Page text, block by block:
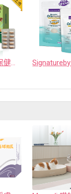
氣舒呼吸道保健膠囊-十種草本萃取精華溫和有感照護